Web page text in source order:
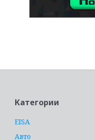
Категории
EISA
Авто